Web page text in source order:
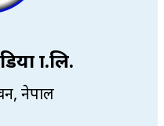
प्रा.लि.
नेपाल